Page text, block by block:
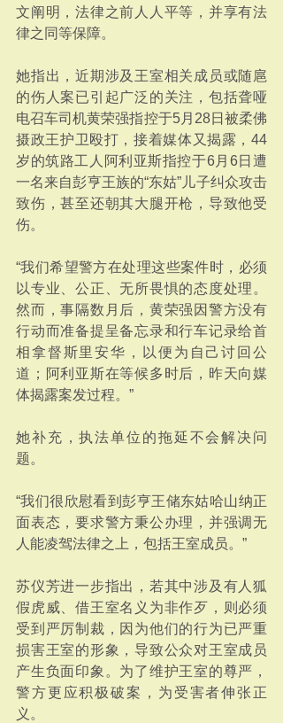
文阐明，法律之前人人平等，并享有法
律之同等保障。
她指出，近期涉及王室相关成员或随扈
的伤人案已引起广泛的关注，包括聋哑
电召车司机黄荣强指控于5月28日被柔佛
摄政王护卫殴打，接着媒体又揭露，44
岁的筑路工人阿利亚斯指控于6月6日遭
一名来自彭亨王族的“东姑”儿子纠众攻击
致伤，甚至还朝其大腿开枪，导致他受
伤。
“我们希望警方在处理这些案件时，必须
以专业、公正、无所畏惧的态度处理。
然而，事隔数月后，黄荣强因警方没有
行动而准备提呈备忘录和行车记录给首
相拿督斯里安华，以便为自己讨回公
道；阿利亚斯在等候多时后，昨天向媒
体揭露案发过程。”
她补充，执法单位的拖延不会解决问
题。
“我们很欣慰看到彭亨王储东姑哈山纳正
面表态，要求警方秉公办理，并强调无
人能凌驾法律之上，包括王室成员。”
苏仪芳进一步指出，若其中涉及有人狐
假虎威、借王室名义为非作歹，则必须
受到严厉制裁，因为他们的行为已严重
损害王室的形象，导致公众对王室成员
产生负面印象。为了维护王室的尊严，
警方更应积极破案，为受害者伸张正
义。